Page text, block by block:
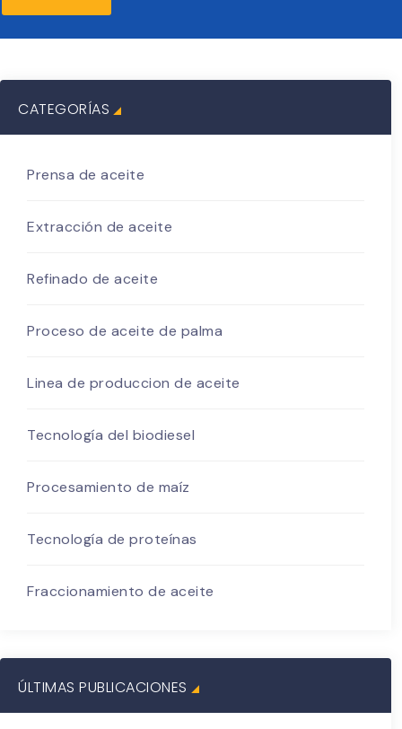
CATEGORÍAS
Prensa de aceite
Extracción de aceite
Refinado de aceite
Proceso de aceite de palma
Linea de produccion de aceite
Tecnología del biodiesel
Procesamiento de maíz
Tecnología de proteínas
Fraccionamiento de aceite
ÚLTIMAS PUBLICACIONES